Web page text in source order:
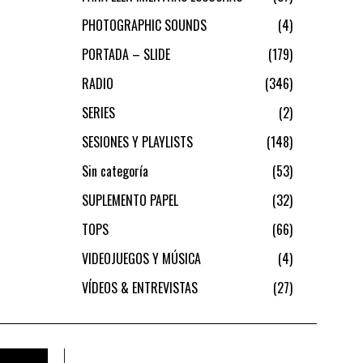
PHOTOGRAPHIC SOUNDS
4
PORTADA – SLIDE
179
RADIO
346
SERIES
2
SESIONES Y PLAYLISTS
148
Sin categoría
53
SUPLEMENTO PAPEL
32
TOPS
66
VIDEOJUEGOS Y MÚSICA
4
VÍDEOS & ENTREVISTAS
27